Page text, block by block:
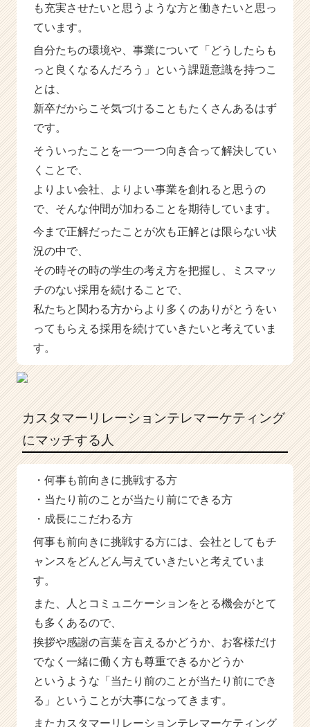
a
e
r）
も充実させたいと思うような方と働きたいと思っ
ています。
自分たちの環境や、事業について「どうしたらも
っと良くなるんだろう」という課題意識を持つこ
とは、
新卒だからこそ気づけることもたくさんあるはず
です。
そういったことを一つ一つ向き合って解決してい
くことで、
よりよい会社、よりよい事業を創れると思うの
で、そんな仲間が加わることを期待しています。
今まで正解だったことが次も正解とは限らない状
況の中で、
その時その時の学生の考え方を把握し、ミスマッ
チのない採用を続けることで、
私たちと関わる方からより多くのありがとうをい
ってもらえる採用を続けていきたいと考えていま
す。
カスタマーリレーションテレマーケティング
にマッチする人
・何事も前向きに挑戦する方
・当たり前のことが当たり前にできる方
・成長にこだわる方
何事も前向きに挑戦する方には、会社としてもチ
ャンスをどんどん与えていきたいと考えていま
す。
また、人とコミュニケーションをとる機会がとて
も多くあるので、
挨拶や感謝の言葉を言えるかどうか、お客様だけ
でなく一緒に働く方も尊重できるかどうか
というような「当たり前のことが当たり前にでき
る」ということが大事になってきます。
またカスタマーリレーションテレマーケティング